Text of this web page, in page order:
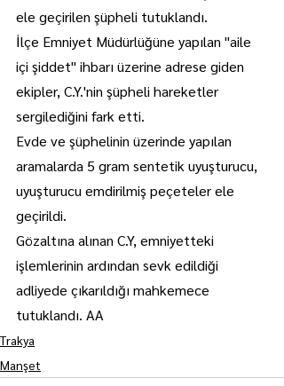
ele geçirilen şüpheli tutuklandı.
İlçe Emniyet Müdürlüğüne yapılan "aile
içi şiddet" ihbarı üzerine adrese giden
ekipler, C.Y.'nin şüpheli hareketler
sergilediğini fark etti.
Evde ve şüphelinin üzerinde yapılan
aramalarda 5 gram sentetik uyuşturucu,
uyuşturucu emdirilmiş peçeteler ele
geçirildi.
Gözaltına alınan C.Y, emniyetteki
işlemlerinin ardından sevk edildiği
adliyede çıkarıldığı mahkemece
tutuklandı. AA
Trakya
Manşet